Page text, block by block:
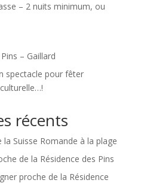
– 2 nuits minimum, ou
– Gaillard
spectacle pour fêter
récents
la Suisse Romande à la plage
de la Résidence des Pins
proche de la Résidence